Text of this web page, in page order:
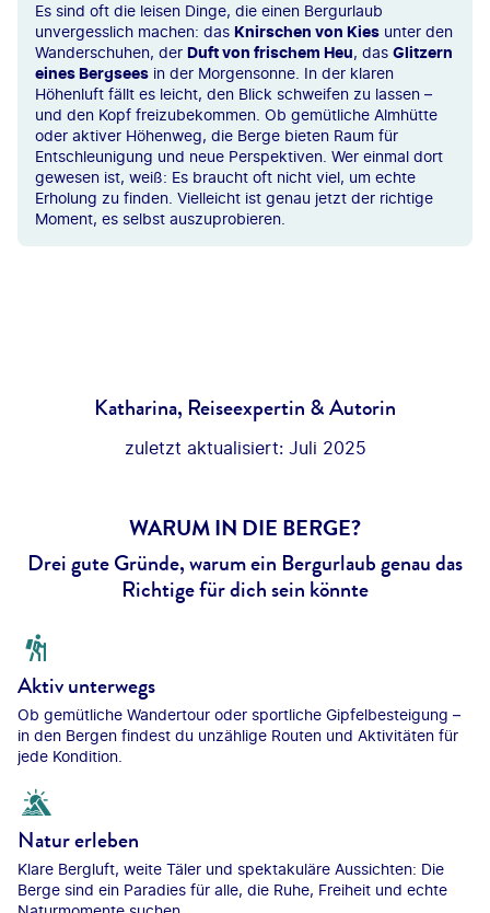
Es sind oft die leisen Dinge, die einen Bergurlaub
unvergesslich machen: das Knirschen von Kies unter den
Wanderschuhen, der Duft von frischem Heu, das Glitzern
eines Bergsees in der Morgensonne. In der klaren
Höhenluft fällt es leicht, den Blick schweifen zu lassen –
und den Kopf freizubekommen. Ob gemütliche Almhütte
oder aktiver Höhenweg, die Berge bieten Raum für
Entschleunigung und neue Perspektiven. Wer einmal dort
gewesen ist, weiß: Es braucht oft nicht viel, um echte
Erholung zu finden. Vielleicht ist genau jetzt der richtige
Moment, es selbst auszuprobieren.
Katharina, Reiseexpertin & Autorin
zuletzt aktualisiert: Juli 2025
WARUM IN DIE BERGE?
Drei gute Gründe, warum ein Bergurlaub genau das
Richtige für dich sein könnte
Aktiv unterwegs
Ob gemütliche Wandertour oder sportliche Gipfelbesteigung –
in den Bergen findest du unzählige Routen und Aktivitäten für
jede Kondition.
Natur erleben
Klare Bergluft, weite Täler und spektakuläre Aussichten: Die
Berge sind ein Paradies für alle, die Ruhe, Freiheit und echte